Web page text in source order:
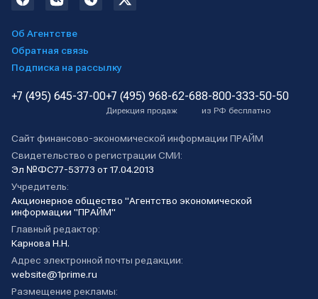
Об Агентстве
Обратная связь
Подписка на рассылку
+7 (495) 645-37-00+7 (495) 968-62-68
Дирекция продаж
8-800-333-50-50
из РФ бесплатно
Сайт финансово-экономической информации ПРАЙМ
Свидетельство о регистрации СМИ:
Эл №ФС77-53773 от 17.04.2013
Учредитель:
Акционерное общество "Агентство экономической
информации "ПРАЙМ"
Главный редактор:
Карнова Н.Н.
Адрес электронной почты редакции:
website@1prime.ru
Размещение рекламы: